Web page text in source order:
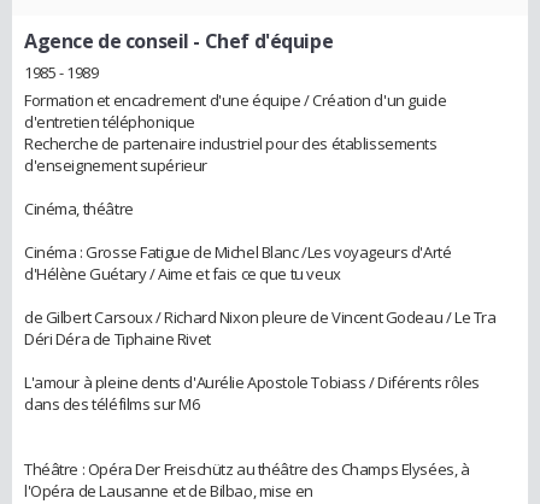
Agence de conseil - Chef d'équipe
1985 - 1989
Formation et encadrement d'une équipe / Création d'un guide
d'entretien téléphonique
Recherche de partenaire industriel pour des établissements
d'enseignement supérieur
Cinéma, théâtre
Cinéma : Grosse Fatigue de Michel Blanc /Les voyageurs d'Arté
d'Hélène Guétary / Aime et fais ce que tu veux
de Gilbert Carsoux / Richard Nixon pleure de Vincent Godeau / Le Tra
Déri Déra de Tiphaine Rivet
L'amour à pleine dents d'Aurélie Apostole Tobiass / Diférents rôles
dans des téléfilms sur M6
Théâtre : Opéra Der Freischütz au théâtre des Champs Elysées, à
l'Opéra de Lausanne et de Bilbao, mise en